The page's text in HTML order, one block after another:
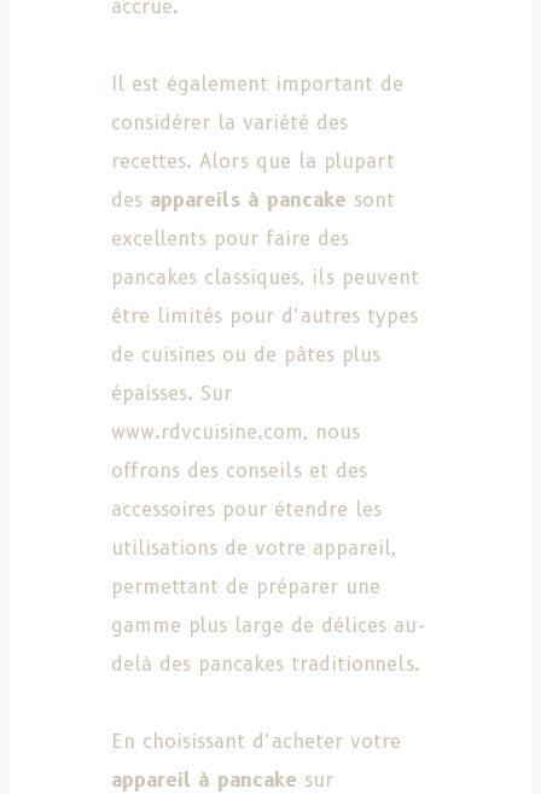
accrue.
Il est également important de
considérer la variété des
recettes. Alors que la plupart
des appareils à pancake sont
excellents pour faire des
pancakes classiques, ils peuvent
être limités pour d’autres types
de cuisines ou de pâtes plus
épaisses. Sur
www.rdvcuisine.com, nous
offrons des conseils et des
accessoires pour étendre les
utilisations de votre appareil,
permettant de préparer une
gamme plus large de délices au-
delà des pancakes traditionnels.
En choisissant d’acheter votre
appareil à pancake sur